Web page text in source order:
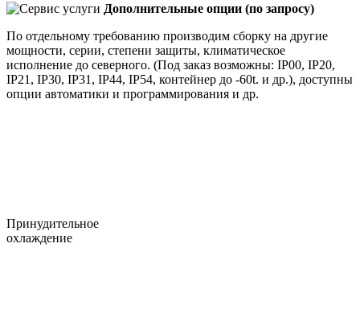
Дополнительные опции (по запросу)
По отдельному требованию производим сборку на другие
мощности, серии, степени защиты, климатическое
исполнение до северного. (Под заказ возможны: IP00, IP20,
IP21, IP30, IP31, IP44, IP54, контейнер до -60t. и др.), доступны
опции автоматики и программирования и др.
Принудительное
охлаждение